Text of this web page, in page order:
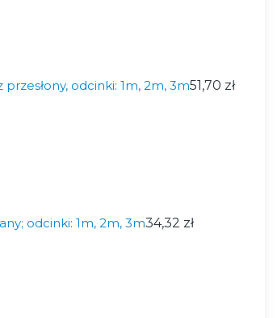
odcinki: 1m, 2m, 3m51,70 zł
odcinki: 1m, 2m, 3m34,32 zł